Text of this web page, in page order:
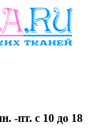
-пт. с 10 до 18